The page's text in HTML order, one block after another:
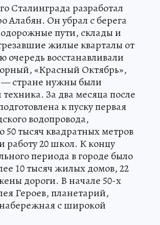
Сталинграда разработал
Алабян. Он убрал с берега
пути, склады и
жилые кварталы от
очередь восстанавливали
«Красный Октябрь»,
стране нужны были
За два месяца после
к пуску первая
водопровода,
50 тысяч квадратных метров
работу 20 школ. К концу
периода в городе было
10 тысяч жилых домов, 22
дороги. В начале 50-х
Героев, планетарий,
с широкой